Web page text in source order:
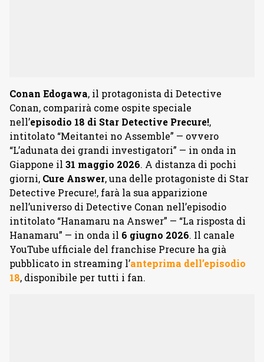
Conan Edogawa, il protagonista di Detective
Conan, comparirà come ospite speciale
nell’episodio 18 di Star Detective Precure!,
intitolato “Meitantei no Assemble” — ovvero
“L’adunata dei grandi investigatori” — in onda in
Giappone il 31 maggio 2026. A distanza di pochi
giorni, Cure Answer, una delle protagoniste di Star
Detective Precure!, farà la sua apparizione
nell’universo di Detective Conan nell’episodio
intitolato “Hanamaru na Answer” — “La risposta di
Hanamaru” — in onda il 6 giugno 2026. Il canale
YouTube ufficiale del franchise Precure ha già
pubblicato in streaming l’anteprima dell’episodio
18, disponibile per tutti i fan.